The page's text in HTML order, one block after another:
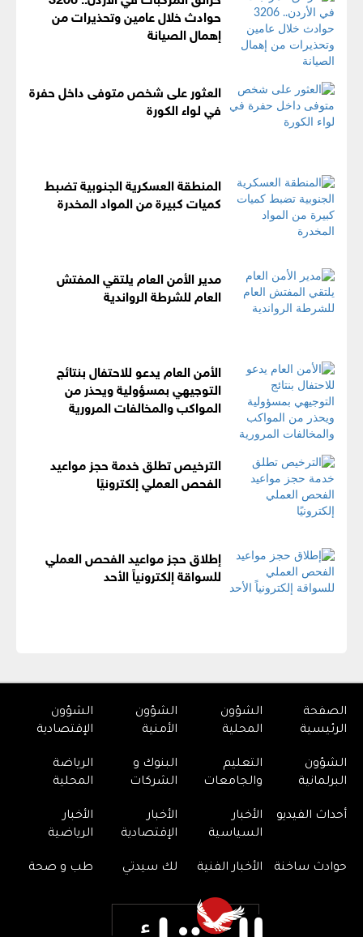
حوادث خلال عامين وتحذيرات من
إهمال الصيانة
العثور على شخص متوفى داخل حفرة
في لواء الكورة
المنطقة العسكرية الجنوبية تضبط
كميات كبيرة من المواد المخدرة
مدير الأمن العام يلتقي المفتش
العام للشرطة الرواندية
الأمن العام يدعو للاحتفال بنتائج
التوجيهي بمسؤولية ويحذر من
المواكب والمخالفات المرورية
الترخيص تطلق خدمة حجز مواعيد
الفحص العملي إلكترونيًا
إطلاق حجز مواعيد الفحص العملي
للسواقة إلكترونياً الأحد
الصفحة
الرئيسية
الشؤون
المحلية
الشؤون
الأمنية
الشؤون
الإقتصادية
الشؤون
البرلمانية
التعليم
والجامعات
البنوك و
الشركات
الرياضة
المحلية
أحداث الفيديو
الأخبار
السياسية
الأخبار
الإقتصادية
الأخبار
الرياضية
حوادث ساخنة الأخبار الفنية لك سيدتي طب و صحة